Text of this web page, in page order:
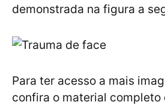
demonstrada na figura a
Para ter acesso a mais
confira o material completo